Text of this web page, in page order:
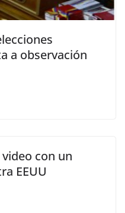
a observación
con un
EEUU